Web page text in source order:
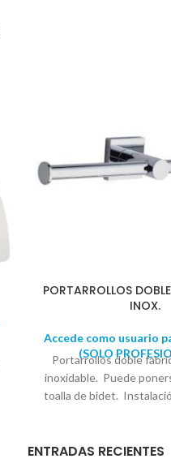
PORTARROLLOS
INOX.
Accede como usuario
(SOLO
Portarrollos doble
inoxidable. Puede
toalla de bidet.
embellecedor: 5cm x 5cm
ENTRADAS RECIENTES